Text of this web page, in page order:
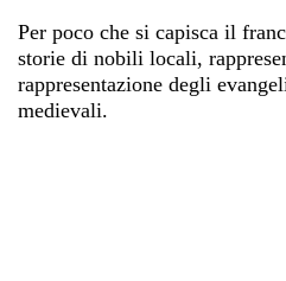
Per poco che si capisca il
storie di nobili locali,
rappresentazione degli
medievali.